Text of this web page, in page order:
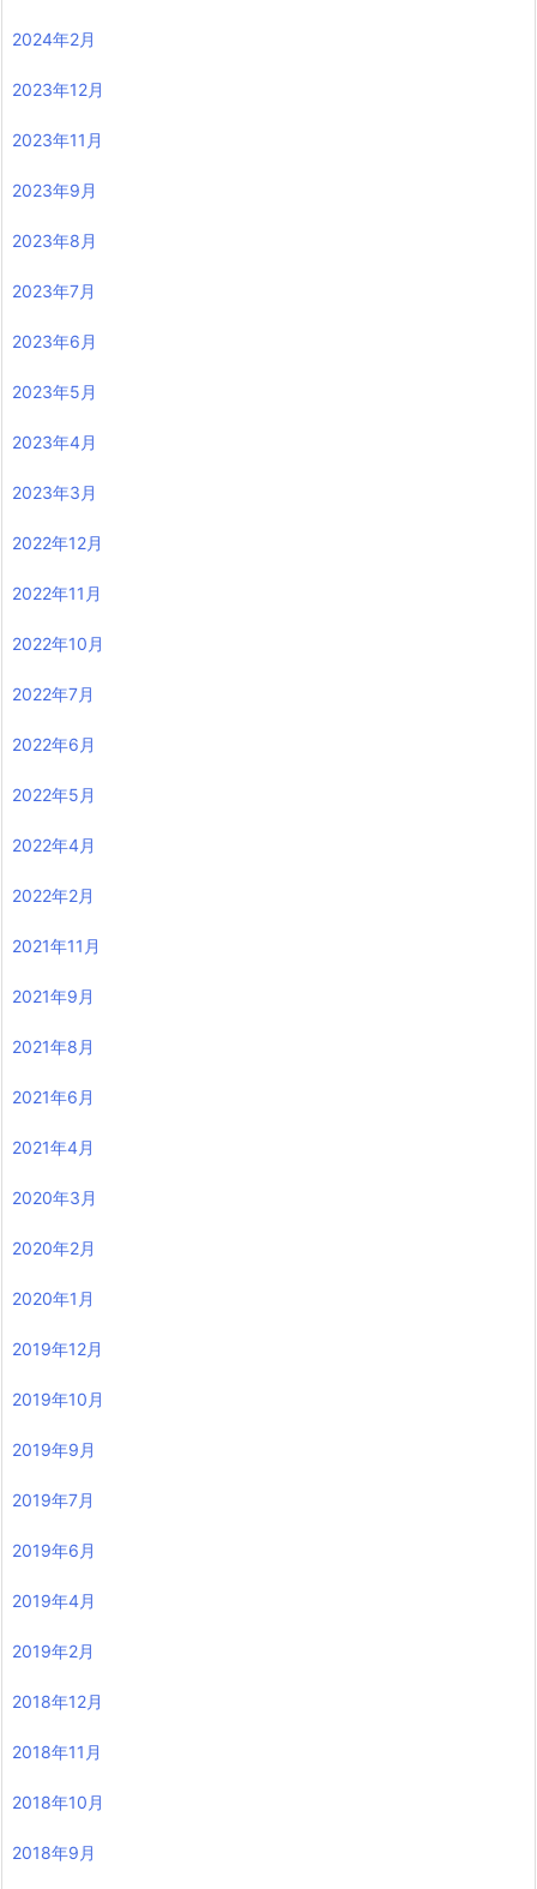
2024年2月
2023年12月
2023年11月
2023年9月
2023年8月
2023年7月
2023年6月
2023年5月
2023年4月
2023年3月
2022年12月
2022年11月
2022年10月
2022年7月
2022年6月
2022年5月
2022年4月
2022年2月
2021年11月
2021年9月
2021年8月
2021年6月
2021年4月
2020年3月
2020年2月
2020年1月
2019年12月
2019年10月
2019年9月
2019年7月
2019年6月
2019年4月
2019年2月
2018年12月
2018年11月
2018年10月
2018年9月